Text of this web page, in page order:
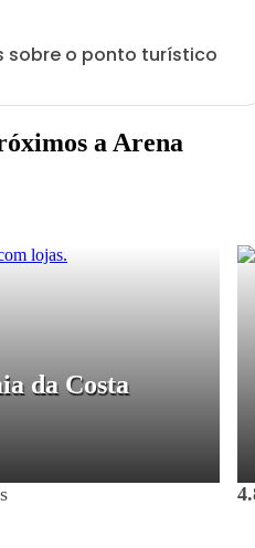
sobre o ponto turístico
a Arena
da Costa